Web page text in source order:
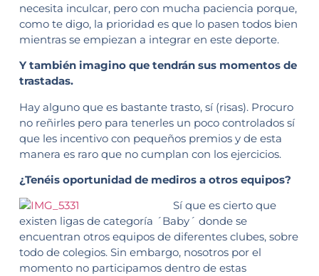
necesita inculcar, pero con mucha paciencia porque,
como te digo, la prioridad es que lo pasen todos bien
mientras se empiezan a integrar en este deporte.
Y también imagino que tendrán sus momentos de
trastadas.
Hay alguno que es bastante trasto, sí (risas). Procuro
no reñirles pero para tenerles un poco controlados sí
que les incentivo con pequeños premios y de esta
manera es raro que no cumplan con los ejercicios.
¿Tenéis oportunidad de mediros a otros equipos?
Sí que es cierto que
existen ligas de categoría ´Baby´ donde se
encuentran otros equipos de diferentes clubes, sobre
todo de colegios. Sin embargo, nosotros por el
momento no participamos dentro de estas